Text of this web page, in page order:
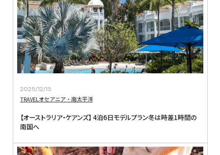
2025/12/15
TRAVEL オセアニア・南太平洋
【オーストラリア・ケアンズ】 4泊6日モデルプラン冬は時差1時間の
南国へ